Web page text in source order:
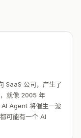
SaaS 公司，产生了
就像 2005 年
Agent 将催生一波
可能有一个 AI